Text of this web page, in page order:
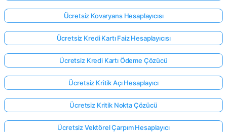
Ücretsiz Kovaryans Hesaplayıcısı
Ücretsiz Kredi Kartı Faiz Hesaplayıcısı
Ücretsiz Kredi Kartı Ödeme Çözücü
Ücretsiz Kritik Açı Hesaplayıcı
Ücretsiz Kritik Nokta Çözücü
Ücretsiz Vektörel Çarpım Hesaplayıcı